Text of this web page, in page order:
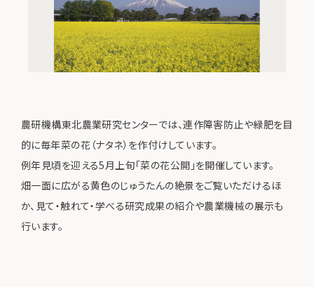
農研機構東北農業研究センターでは、連作障害防止や緑肥を目
的に毎年菜の花（ナタネ）を作付けしています。
例年見頃を迎える5月上旬「菜の花公開」を開催しています。
畑一面に広がる黄色のじゅうたんの絶景をご覧いただけるほ
か、見て・触れて・学べる研究成果の紹介や農業機械の展示も
行います。